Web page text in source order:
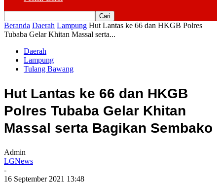
Beranda Daerah Lampung Hut Lantas ke 66 dan HKGB Polres
Tubaba Gelar Khitan Massal serta...
Daerah
Lampung
Tulang Bawang
Hut Lantas ke 66 dan HKGB
Polres Tubaba Gelar Khitan
Massal serta Bagikan Sembako
Admin
LGNews
-
16 September 2021 13:48